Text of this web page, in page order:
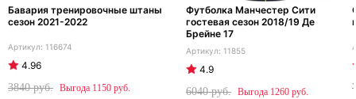
Бавария тренировочные штаны
сезон 2021-2022
116674
4.96
3840
1150
Футболка Манчестер Сити
гостевая сезон 2018/19 Де
Брейне 17
11855
4.9
6040
1260